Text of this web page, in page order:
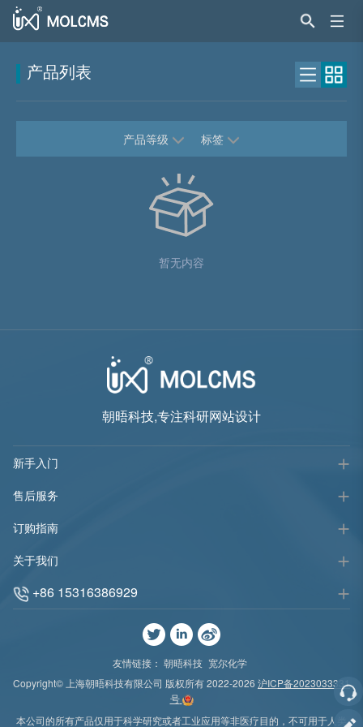
产品列表
产品等级 标签
暂无内容
朝晤科技,专注科研网站设计
新手入门
售后服务
订购指南
关于我们
+86 15316386929
友情链接： 朝晤科技 宽尔化学
Copyright© 上海朝晤科技有限公司 版权所有 2022-2026 沪ICP备2023033331
号
本公司的所有产品仅用于科学研究或者工业应用等非医疗目的，不可用于人类